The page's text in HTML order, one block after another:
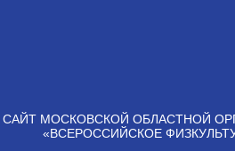
МОСКОВСКОЙ ОБЛАСТНОЙ
«ВСЕРОССИЙСКОЕ